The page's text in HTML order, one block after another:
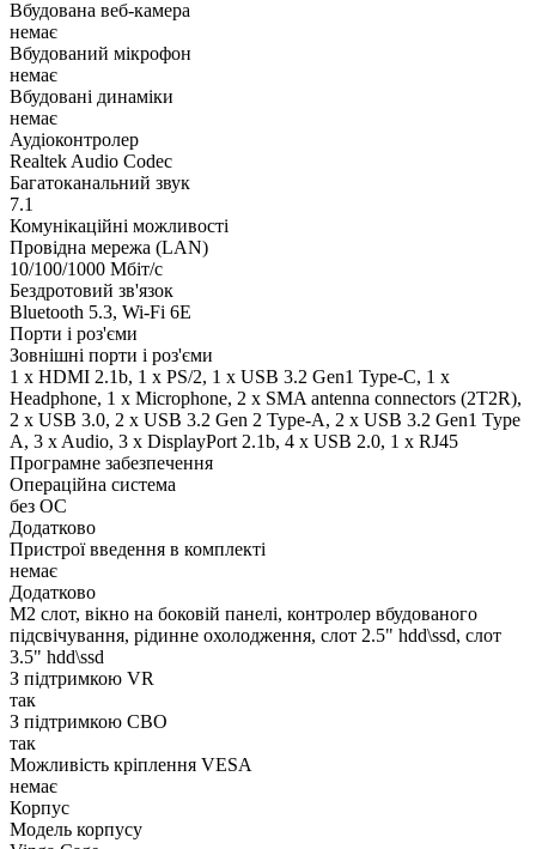
Вбудована веб-камера
немає
Вбудований мікрофон
немає
Вбудовані динаміки
немає
Аудіоконтролер
Realtek Audio Codec
Багатоканальний звук
7.1
Комунікаційні можливості
Провідна мережа (LAN)
10/100/1000 Мбіт/с
Бездротовий зв'язок
Bluetooth 5.3, Wi-Fi 6E
Порти і роз'єми
Зовнішні порти і роз'єми
1 x HDMI 2.1b, 1 x PS/2, 1 x USB 3.2 Gen1 Type-C, 1 x
Нeadphone, 1 х Microphone, 2 x SMA antenna connectors (2T2R),
2 x USB 3.0, 2 x USB 3.2 Gen 2 Type-A, 2 x USB 3.2 Gen1 Type
A, 3 x Audio, 3 x DisplayPort 2.1b, 4 x USB 2.0, 1 x RJ45
Програмне забезпечення
Операційна система
без ОС
Додатково
Пристрої введення в комплекті
немає
Додатково
M2 слот, вікно на боковій панелі, контролер вбудованого
підсвічування, рідинне охолодження, слот 2.5" hdd\ssd, слот
3.5" hdd\ssd
З підтримкою VR
так
З підтримкою СВО
так
Можливість кріплення VESA
немає
Корпус
Модель корпусу